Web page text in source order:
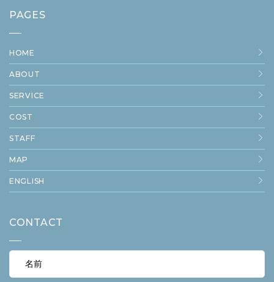
PAGES
HOME
ABOUT
SERVICE
COST
STAFF
MAP
ENGLISH
CONTACT